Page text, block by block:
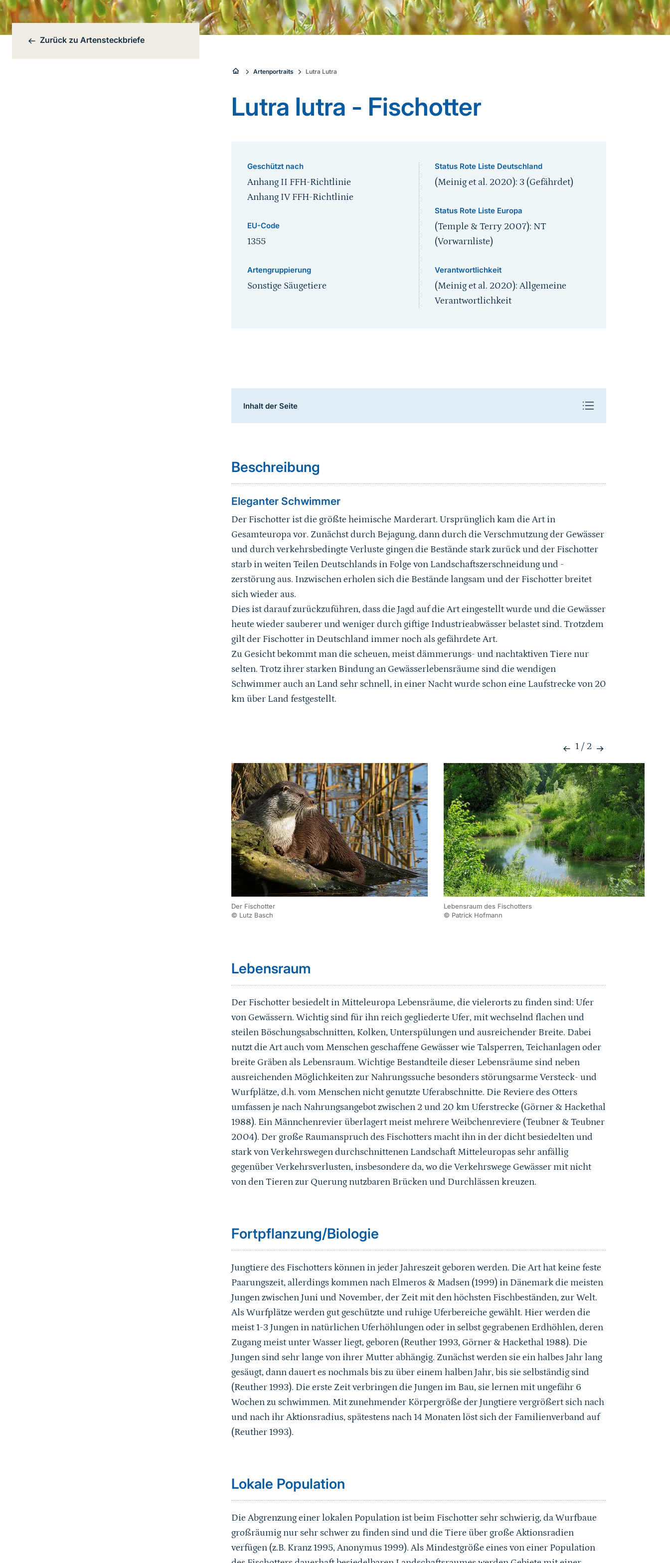
Bereichsnavigation
Zurück zu Artensteckbriefe
Sie
sind
hier:
Artenportraits Lutra Lutra
Lutra lutra - Fischotter
Geschützt nach
Anhang II FFH-Richtlinie
Anhang IV FFH-Richtlinie
EU-Code
1355
Artengruppierung
Sonstige Säugetiere
Status Rote Liste Deutschland
(Meinig et al. 2020): 3 (Gefährdet)
Status Rote Liste Europa
(Temple & Terry 2007): NT
(Vorwarnliste)
Verantwortlichkeit
(Meinig et al. 2020): Allgemeine
Verantwortlichkeit
Inhalt der Seite
Bildergalerie
Lebensraum
Fortpflanzung/Biologie
Lokale Population
Gefährdung
Erhaltungsmaßnahmen
Handlungsempfehlung
Programme und Projekte
Autor*in
Weiterführende Downloads
Beschreibung
Eleganter Schwimmer
Der Fischotter ist die größte heimische Marderart. Ursprünglich kam die Art in
Gesamteuropa vor. Zunächst durch Bejagung, dann durch die Verschmutzung der Gewässer
und durch verkehrsbedingte Verluste gingen die Bestände stark zurück und der Fischotter
starb in weiten Teilen Deutschlands in Folge von Landschaftszerschneidung und -
zerstörung aus. Inzwischen erholen sich die Bestände langsam und der Fischotter breitet
sich wieder aus.
Dies ist darauf zurückzuführen, dass die Jagd auf die Art eingestellt wurde und die Gewässer
heute wieder sauberer und weniger durch giftige Industrieabwässer belastet sind. Trotzdem
gilt der Fischotter in Deutschland immer noch als gefährdete Art.
Zu Gesicht bekommt man die scheuen, meist dämmerungs- und nachtaktiven Tiere nur
selten. Trotz ihrer starken Bindung an Gewässerlebensräume sind die wendigen
Schwimmer auch an Land sehr schnell, in einer Nacht wurde schon eine Laufstrecke von 20
km über Land festgestellt.
1/ 2
Der Fischotter
© Lutz Basch
Lebensraum des Fischotters
© Patrick Hofmann
Lebensraum
Der Fischotter besiedelt in Mitteleuropa Lebensräume, die vielerorts zu finden sind: Ufer
von Gewässern. Wichtig sind für ihn reich gegliederte Ufer, mit wechselnd flachen und
steilen Böschungsabschnitten, Kolken, Unterspülungen und ausreichender Breite. Dabei
nutzt die Art auch vom Menschen geschaffene Gewässer wie Talsperren, Teichanlagen oder
breite Gräben als Lebensraum. Wichtige Bestandteile dieser Lebensräume sind neben
ausreichenden Möglichkeiten zur Nahrungssuche besonders störungsarme Versteck- und
Wurfplätze, d.h. vom Menschen nicht genutzte Uferabschnitte. Die Reviere des Otters
umfassen je nach Nahrungsangebot zwischen 2 und 20 km Uferstrecke (Görner & Hackethal
1988). Ein Männchenrevier überlagert meist mehrere Weibchenreviere (Teubner & Teubner
2004). Der große Raumanspruch des Fischotters macht ihn in der dicht besiedelten und
stark von Verkehrswegen durchschnittenen Landschaft Mitteleuropas sehr anfällig
gegenüber Verkehrsverlusten, insbesondere da, wo die Verkehrswege Gewässer mit nicht
von den Tieren zur Querung nutzbaren Brücken und Durchlässen kreuzen.
Fortpflanzung/Biologie
Jungtiere des Fischotters können in jeder Jahreszeit geboren werden. Die Art hat keine feste
Paarungszeit, allerdings kommen nach Elmeros & Madsen (1999) in Dänemark die meisten
Jungen zwischen Juni und November, der Zeit mit den höchsten Fischbeständen, zur Welt.
Als Wurfplätze werden gut geschützte und ruhige Uferbereiche gewählt. Hier werden die
meist 1-3 Jungen in natürlichen Uferhöhlungen oder in selbst gegrabenen Erdhöhlen, deren
Zugang meist unter Wasser liegt, geboren (Reuther 1993, Görner & Hackethal 1988). Die
Jungen sind sehr lange von ihrer Mutter abhängig. Zunächst werden sie ein halbes Jahr lang
gesäugt, dann dauert es nochmals bis zu über einem halben Jahr, bis sie selbständig sind
(Reuther 1993). Die erste Zeit verbringen die Jungen im Bau, sie lernen mit ungefähr 6
Wochen zu schwimmen. Mit zunehmender Körpergröße der Jungtiere vergrößert sich nach
und nach ihr Aktionsradius, spätestens nach 14 Monaten löst sich der Familienverband auf
(Reuther 1993).
Lokale Population
Die Abgrenzung einer lokalen Population ist beim Fischotter sehr schwierig, da Wurfbaue
großräumig nur sehr schwer zu finden sind und die Tiere über große Aktionsradien
verfügen (z.B. Kranz 1995, Anonymus 1999). Als Mindestgröße eines von einer Population